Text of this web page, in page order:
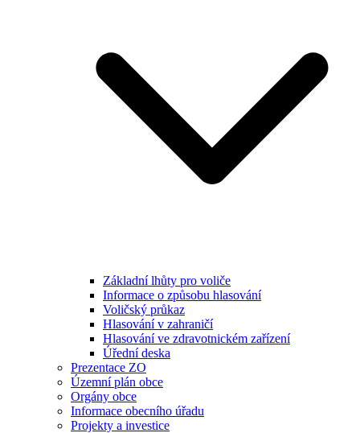
Základní lhůty pro voliče
Informace o způsobu hlasování
Voličský průkaz
Hlasování v zahraničí
Hlasování ve zdravotnickém zařízení
Úřední deska
Prezentace ZO
Územní plán obce
Orgány obce
Informace obecního úřadu
Projekty a investice